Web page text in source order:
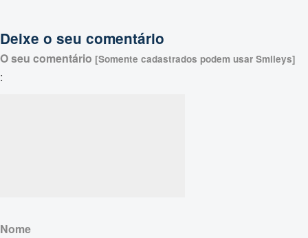
Deixe o seu comentário
O seu comentário [Somente cadastrados podem usar Smileys]
:
Nome